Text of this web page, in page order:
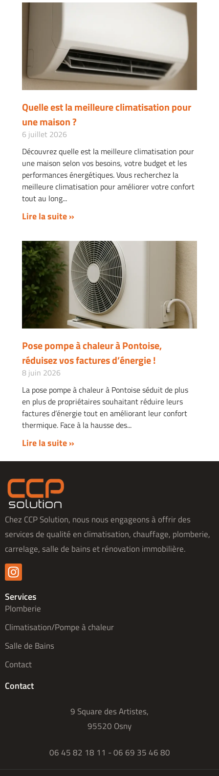
Quelle est la meilleure climatisation pour
une maison ?
6 juillet 2026
Découvrez quelle est la meilleure climatisation pour
une maison selon vos besoins, votre budget et les
performances énergétiques. Vous recherchez la
meilleure climatisation pour améliorer votre confort
tout au long
Lire la suite »
Pose pompe à chaleur à Pontoise,
réduisez vos factures d’énergie !
8 juin 2026
La pose pompe à chaleur à Pontoise séduit de plus
en plus de propriétaires souhaitant réduire leurs
factures d’énergie tout en améliorant leur confort
thermique. Face à la hausse des
Lire la suite »
Chez CCP Solution, nous nous engageons à offrir des
services de qualité en climatisation, chauffage, plomberie,
carrelage, salle de bains et rénovation immobilière.
Services
Plomberie
Climatisation/Pompe à chaleur
Salle de Bains
Contact
Contact
9 Square des Artistes,
95520 Osny
06 45 82 18 11 - 06 69 35 46 80